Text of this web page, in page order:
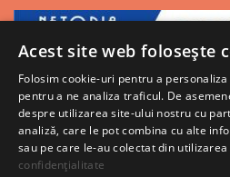
Acest site web folosește
Folosim cookie-uri pentru a
pentru a ne analiza traficul. De
despre utilizarea site-ului nostru cu
analiză, care le pot combina cu alte
sau pe care le-au colectat din
confidențialitate